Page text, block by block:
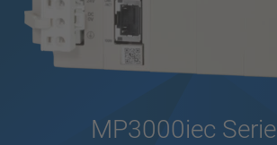
MP3000iec Serie